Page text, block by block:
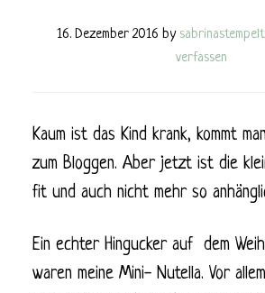
16. Dezember 2016 by sabrinastempelt
verfassen
Kaum ist das Kind krank, kommt
zum Bloggen. Aber jetzt ist die
fit und auch nicht mehr so
Ein echter Hingucker auf dem
waren meine Mini- Nutella. Vor